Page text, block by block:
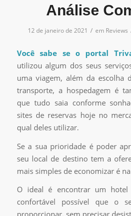
Análise
12 de janeiro de 2021 / em Reviews
Você sabe se o portal
utilizou algum dos seus
uma viagem, além da escolha
transporte, a hospedagem é
que tudo saia conforme
sites de reservas hoje no
qual deles utilizar.
Se a sua prioridade é poder
seu local de destino tem a
mais simples de economizar é
O ideal é encontrar um
confortável possível que o